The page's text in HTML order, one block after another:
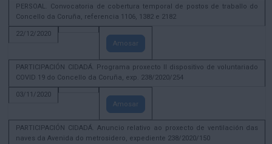
PERSOAL. Convocatoria de cobertura temporal de postos de traballo do
Concello da Coruña, referencia 1106, 1382 e 2182
22/12/2020
Amosar
PARTICIPACIÓN CIDADÁ. Programa proxecto II dispositivo de voluntariado
COVID 19 do Concello da Coruña, exp. 238/2020/254
03/11/2020
Amosar
PARTICIPACIÓN CIDADÁ. Anuncio relativo ao proxecto de ventilación das
naves da Avenida do metrosidero, expediente 238/2020/150